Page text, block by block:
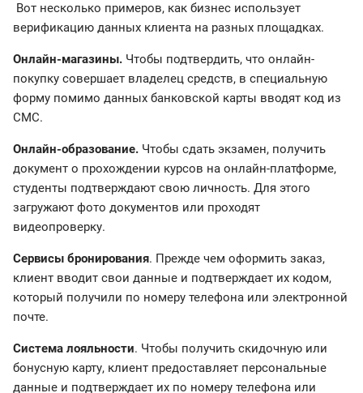
Вот несколько примеров, как бизнес использует
верификацию данных клиента на разных площадках.
Онлайн-магазины. Чтобы подтвердить, что онлайн-
покупку совершает владелец средств, в специальную
форму помимо данных банковской карты вводят код из
СМС.
Онлайн-образование. Чтобы сдать экзамен, получить
документ о прохождении курсов на онлайн-платформе,
студенты подтверждают свою личность. Для этого
загружают фото документов или проходят
видеопроверку.
Сервисы бронирования. Прежде чем оформить заказ,
клиент вводит свои данные и подтверждает их кодом,
который получили по номеру телефона или электронной
почте.
Система лояльности. Чтобы получить скидочную или
бонусную карту, клиент предоставляет персональные
данные и подтверждает их по номеру телефона или